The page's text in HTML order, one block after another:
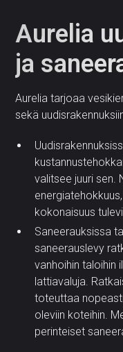
Aurelia
ja
Aurelia tarjoaa
sekä
valitsee juuri sen.
kokonaisuus
Saneerauksissa
saneerauslevy
vanhoihin taloihin
lattiavaluja.
toteuttaa
oleviin koteihin.
perinteiset